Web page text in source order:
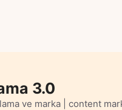
3.0
ve marka | content